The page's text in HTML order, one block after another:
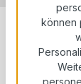
können